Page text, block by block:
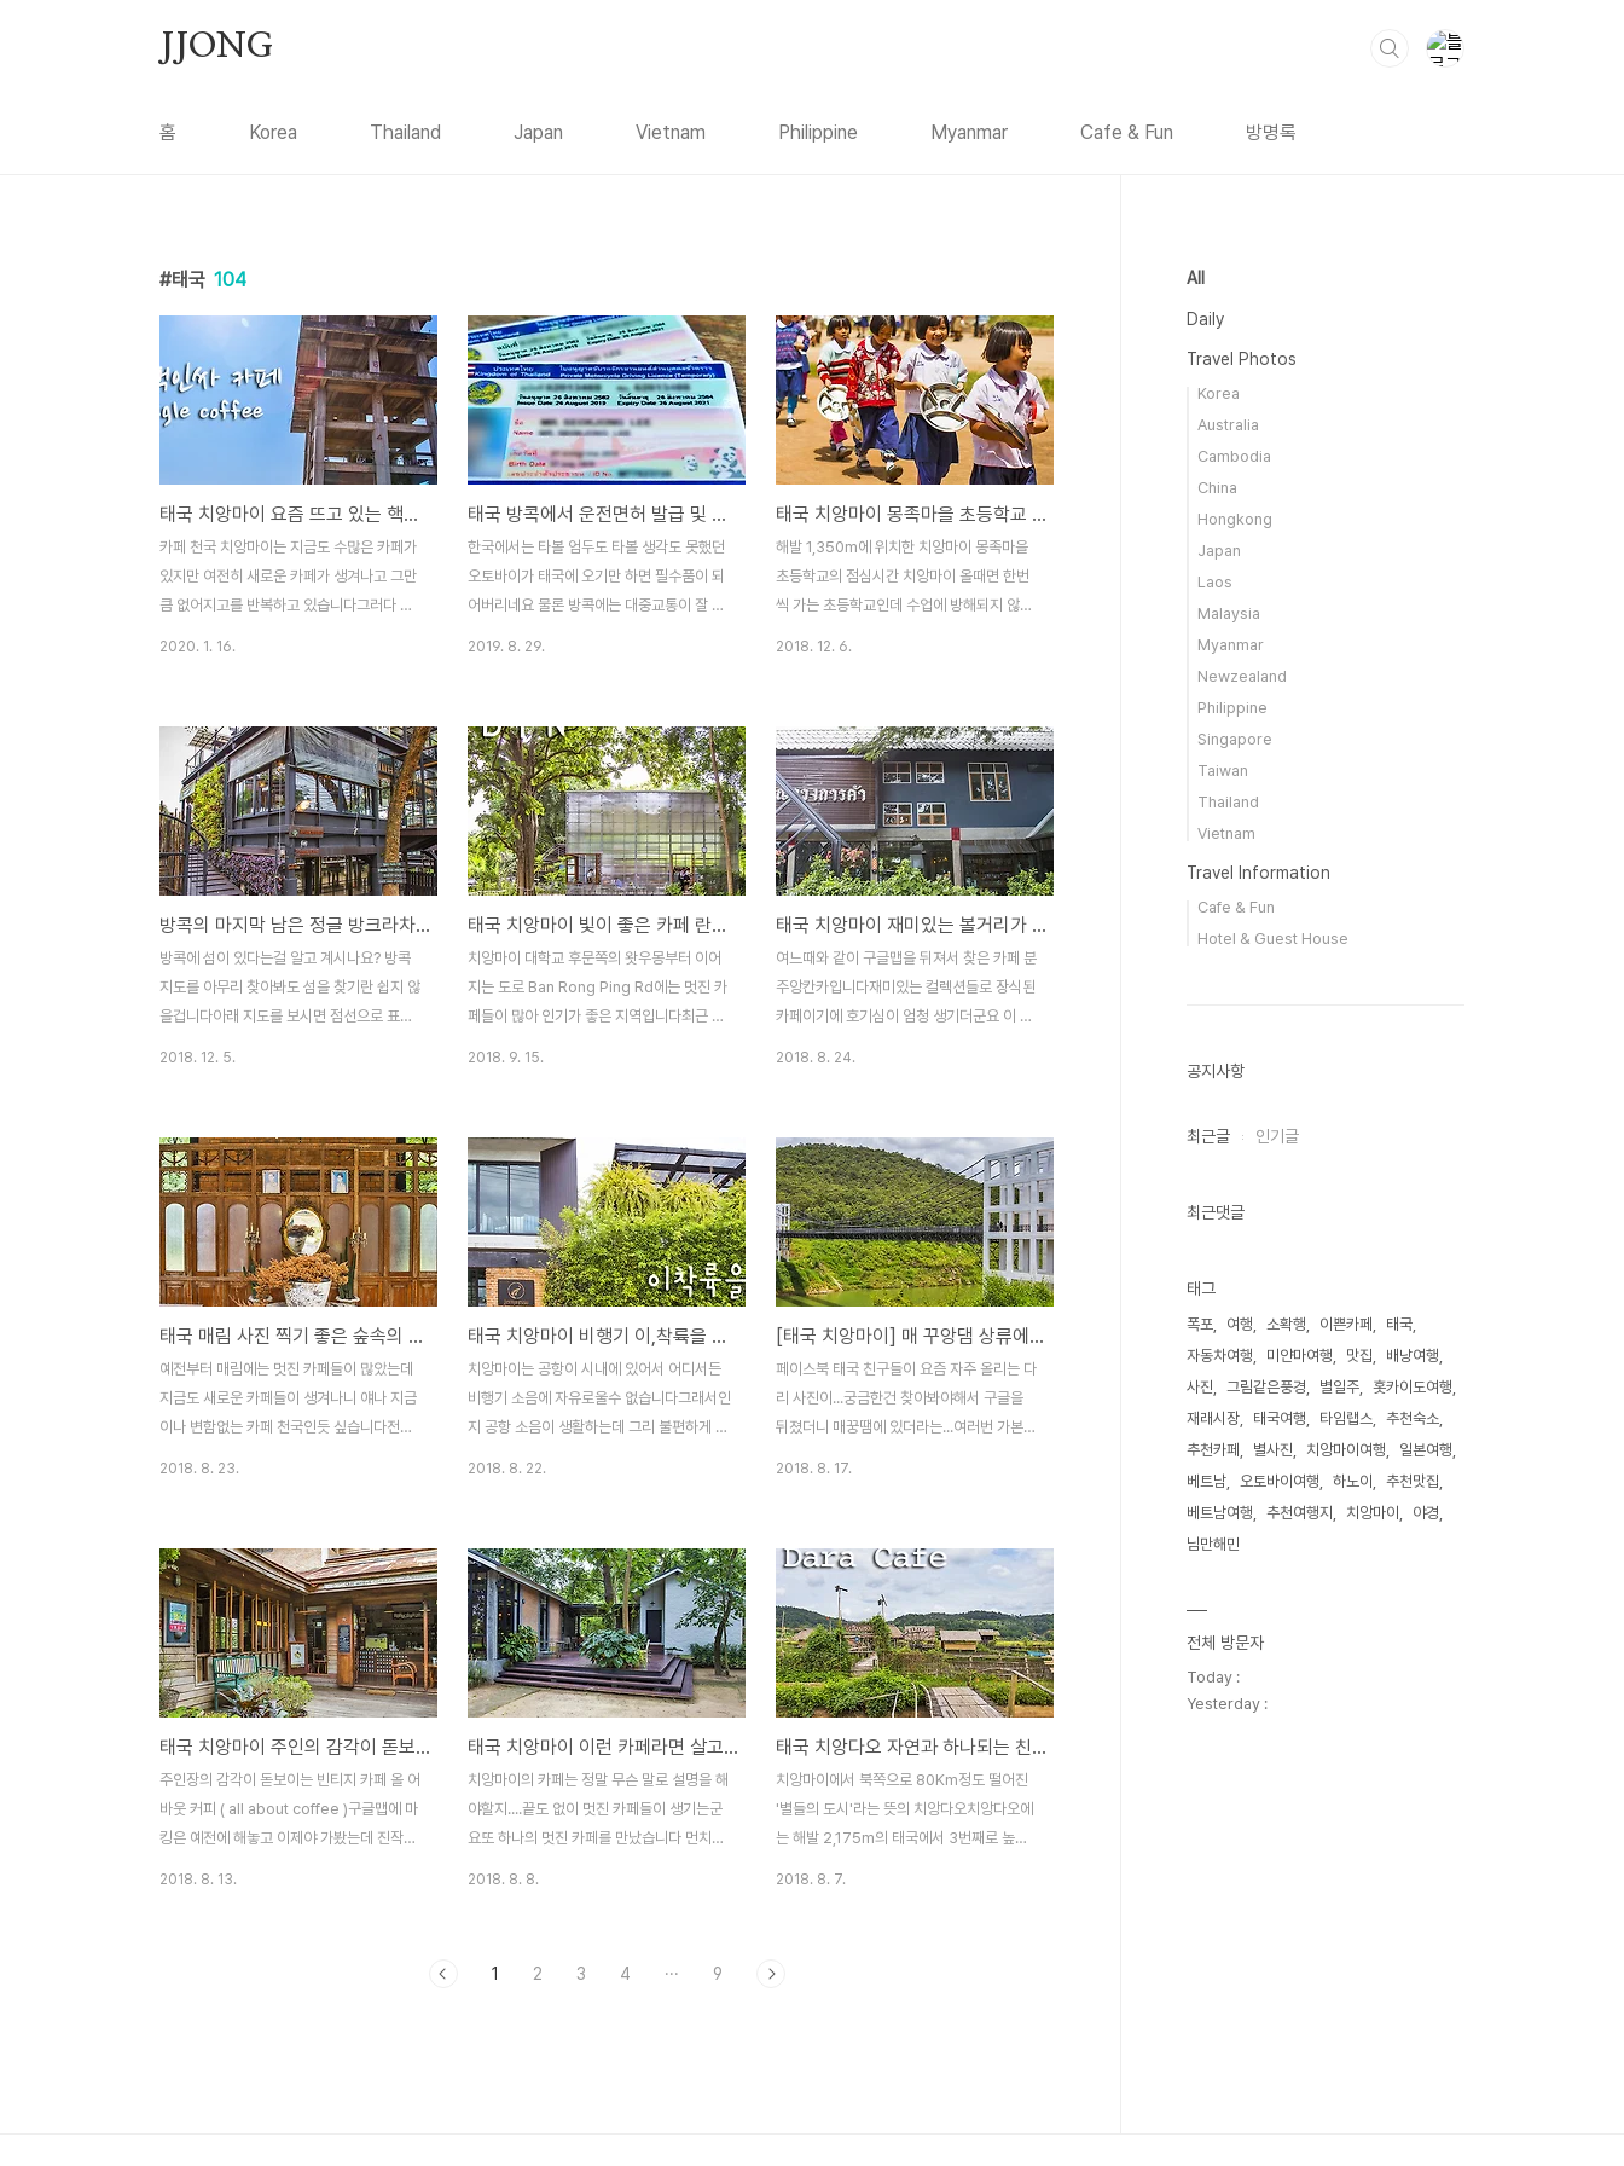
JJONG
홈 Korea Thailand Japan Vietnam Philippine Myanmar Cafe & Fun 방명록
태국 104
태국 치앙마이 요즘 뜨고 있는 핵인싸 카페 / The Rectangle coffee x tower, Chiangmai, Thailand
카페 천국 치앙마이는 지금도 수많은 카페가
있지만 여전히 새로운 카페가 생겨나고 그만
큼 없어지고를 반복하고 있습니다그러다 보
서 최근 새롭게 떠오르고 핵인싸 카페가 있습
니다바로 Rectangle coffee x tower 몇
해 동안 골조만 덩그러니 서 있던 짓다만 건
물에 카페가 오픈을 했네요건축법, 소방법등
우리나라에서는 불가능할 것 같은 일이 태국
에선 가능한가 봅니다 참고로 제가 갔을 때는
오픈하고 며칠 지나지 않았을 때라 카페에 사
람이 하나도 없어서 사진 찍기 정말 좋았는데
한 달 정도 지나서 갔을 때는 평일임에도 어
찌나 사람이 많던..
2020. 1. 16.
태국 방콕에서 운전면허 발급 및 갱신
한국에서는 타볼 엄두도 타볼 생각도 못했던
오토바이가 태국에 오기만 하면 필수품이 되
어버리네요 물론 방콕에는 대중교통이 잘 돼
서 여행이 아주 풍요로워 지거든요 태국에서
처음 오토바이 운전면허증을 만든 게 2010
년 9월 초였으니 벌써 10년이 되었네요 운전
면허증의 유효기간은 5년이지만 여행비자로
만들 경우에는 2년마다 갱신을 해야 합니다
마침 2년 전에 발급받은 면허증이 9월에 만
료가 되어서 치앙마이 오는 길에 방콕에 들러
면허증 갱신을 했는데 의외로 태국 면허증에
대한 관심이 높아서 2019년 8월 26일 운전
면허 갱신 과정을 기록해 볼까 ..
2019. 8. 29.
태국 치앙마이 몽족마을 초등학교 아이들의 점심시간
해발 1,350m에 위치한 치앙마이 몽족마을
초등학교의 점심시간 치앙마이 올때면 한번
씩 가는 초등학교인데 수업에 방해되지 않도
국이 많이 남은것 같네요이정도면 배식에 실
패한게 아닌지....ㅎㅎ 점심식사를 마친 아이
들은 운동장으로 뛰어나와 소화(?)를 시킵니
다 이녀석들은 무슨 작당모의를 하는지 심각
하네요 염탐꾼도 있고... 운동장 한켠의 놀이
기구는 저학년 여자아이들이 점령을 했는데
놀이기구보다는 철조망이 더 좋은건지... 저
기 무슨 심각한 문자라도 온거냐?? 수줍음이
많아서 카메라만 들면 고개를 돌려버려 죄
다..
2018. 12. 6.
방콕의 마지막 남은 정글 방크라차오의 트리하우스 카페 / Tree House cafe, Bang Kachao, Bangkok, Thailand
방콕에 섬이 있다는걸 알고 계시나요? 방콕
지도를 아무리 찾아봐도 섬을 찾기란 쉽지 않
을겁니다아래 지도를 보시면 점선으로 표시
방끄라차오입니다 사실 저는 강건너 정유공
장의 야경사진을 찍기 위해서 이곳을 찾았었
는데알고보니 방콕의 소음과 매연을 피해 많
은이들이 찾는 도심속의 힐링장소더군요 대
부분의 사람들은 배를 타고 이곳으로 들어와
선착장에 내린후 바로 자전거를 빌려서 이곳
을 돌아보곤 합니다실제로 강변을 따라 자전
거 타기 좋게 길을 만들어 놨고 자전거나 오
토바이외에 차로는 접근이 불가능한 카페나
숙소들도 많더라구요 이번에 소개할 트리하
2018. 12. 5.
태국 치앙마이 빛이 좋은 카페 란딘 / LAN DIN, Chiangmai, Thailand
치앙마이 대학교 후문쪽의 왓우몽부터 이어
지는 도로 Ban Rong Ping Rd에는 멋진 카
페들이 많아 인기가 좋은 지역입니다최근 또
은 느낌도 살짝 들긴하네요^^ 이곳은 란딘카
페뿐 아니라 몇개의 음식점도 같이 있는데 음
식을 주문하면 카페로 가져다줍니다 카페로
들어서기전 테라스에도 테이블이 있는데 나
무 그늘이 있어서 그리 덥진 않네요 카페 외
장재가 반투명의 아크릴 같은 소재라서 덕분
에 카페안 빛이 은은한게 간접 조명 효과가
있습니다 카페안에서 코너 창문앞이 가장 인
기있는 자리인것 같은데태국애들이 사진을
엄..
2018. 9. 15.
태국 치앙마이 재미있는 볼거리가 가득한 컬렉션 카페 분주앙칸카 / Boon Juang Kan Kar, Chiangmai, Thailand
여느때와 같이 구글맵을 뒤져서 찾은 카페 분
주앙칸카입니다재미있는 컬렉션들로 장식된
카페이기에 호기심이 엄청 생기더군요 이 카
소에도 아주 좋아하는 길이죠더군다나 치앙
마이에 태국인이 하는 한식당으로 유명한 아
줌마 식당에서 10~15분 정도만 가면 카페를
만날수 있습니다 우선 아줌마 식당에 가서 대
표메뉴인 육계장을 한그릇 뚝딱하고 카페로
달려갑니다카페는 아름드리 나무그늘 아래
이쁘게 자리하고 있네요 와우 입구부터 컬렉
션들이 눈에 들어옵니다입구에 통채로 옮겨
온 주유기가...주유소인줄....^^ 문을 열고 들
어서자마자 이곳 저곳 눈이..
2018. 8. 24.
태국 매림 사진 찍기 좋은 숲속의 카페 더아이언우드 / The Ironwood Cafe, Maerim, Thailand
예전부터 매림에는 멋진 카페들이 많았는데
지금도 새로운 카페들이 생겨나니 얘나 지금
이나 변함없는 카페 천국인듯 싶습니다전에
보타닉가든, 코끼리캠프, 타이거킹덤등 다양
한 볼거리들이 집중 되어 인기가 높은 지역이
긴 했죠 이번에도 사진 찍기 좋은 카페로 인
기가 높아지고 있는 카페를 찾았습니다더 아
이언우드 [ The Ironwood ] 카페 전체가
무슨 갤러리 같이 꾸며놨더라구요그래서 사
진찍을 장소가 많아 이 카페 인기가 좋은가
봅니다 카페 입구를 멋지게 꾸며 놨구나 했는
데 여기가 카페 입구는 아니더라는...이 건물
오른쪽으로...^^ ..
2018. 8. 23.
태국 치앙마이 비행기 이,착륙을 바라보며 커피한잔 펀프레소 카페 / Fernpresso Cafe, Chiangmai, Thailand
치앙마이는 공항이 시내에 있어서 어디서든
비행기 소음에 자유로울수 없습니다그래서인
지 공항 소음이 생활하는데 그리 불편하게 느
Fernpresso Cafe 관제탑도 아닌것이 공
항을 바라보며 자리한 이카페는 커피도 커피
지만 밥을 먹으러 태국사람들이 많이 찾더군
요평일인데도 제법 많은 태국인들이 들락날
락.... 카페 뒷마당은 편하게 식사를 할수 있도
록 제법 넓은 공간에 숲속에 온것마냥 꾸며놨
습니다 뒷마당 테이블중 가장 좋아 보이던 자
리...그네처럼 만들었는데 밥먹다 멀미 할지
도...^^ 카페는 2층으로 되있는데 밖이 더우
면 시원한 실내에..
2018. 8. 22.
[태국 치앙마이] 매 꾸앙댐 상류에 이쁜(?)다리 서스펜션 브릿지 / Mae Kuang Suspension Bridge
페이스북 태국 친구들이 요즘 자주 올리는 다
리 사진이...궁금한건 찾아봐야해서 구글을
뒤졌더니 매꿍땜에 있더라는...여러번 가본
만에 하늘이 열려서 좋은것도 잠시 태양이 뜨
겁다는걸 잊었을까봐 그런가 엄청 더웠답니
다 뜨거운 열기를 오토바이 속도로 이겨볼까
싶어 얼마간의 비포장길을 포함해서 달리고
달려 다리에 도착을 했습니다 이날 뜨거운건
둘째치고 습도라도 낮았으면 괜찮았을텐
데....해무리가 생길정도로 습도가 높더라구
요 덥고 습했지만 다리를 왔다갔다하며 카메
라에 담는 이 열정^^ 이 다리는 태국어로는
"매 꾸앙 우돔 타라(แม่กวงอุดมธา..
2018. 8. 17.
태국 치앙마이 주인의 감각이 돋보이는 빈티지 카페 올 어바웃 커피 / All about Coffee, Chiangmai, Thailand
주인장의 감각이 돋보이는 빈티지 카페 올 어
바웃 커피 ( all about coffee )구글맵에 마
킹은 예전에 해놓고 이제야 가봤는데 진작에
2018. 8. 13.
태국 치앙마이 이런 카페라면 살고 싶다는 생각이...치앙마이 먼치스 카페 / Munchies Café, Chiangmai, Thailand
치앙마이의 카페는 정말 무슨 말로 설명을 해
야할지....끝도 없이 멋진 카페들이 생기는군
요또 하나의 멋진 카페를 만났습니다 먼치스
나무 그늘이 드리워진 곳에 자리한 카페가 눈
2018. 8. 8.
태국 치앙다오 자연과 하나되는 친환경 카페 지앙 다라 / Jiang Dara, Chiangdao, Thailand
치앙마이에서 북쪽으로 80Km정도 떨어진
'별들의 도시'라는 뜻의 치앙다오치앙다오에
는 해발 2,175m의 태국에서 3번째로 높은
2018. 8. 7.
1 2 3 4 ··· 9
All
Daily
Travel Photos
Korea
Australia
Cambodia
China
Hongkong
Japan
Laos
Malaysia
Myanmar
Newzealand
Philippine
Singapore
Taiwan
Thailand
Vietnam
Travel Information
Cafe & Fun
Hotel & Guest House
공지사항
최근글 인기글
최근댓글
태그
폭포 여행 소확행 이쁜카페
태국
자동차여행
미얀마여행 맛집
배낭여행
사진
그림같은풍경 별일주
홋카이도여행
재래시장
태국여행 타임랩스
추천숙소
추천카페
별사진 치앙마이여행
일본여행
베트남
오토바이여행 하노이
추천맛집
베트남여행
추천여행지 치앙마이
야경
님만해민
전체 방문자
Today :
Yesterday :